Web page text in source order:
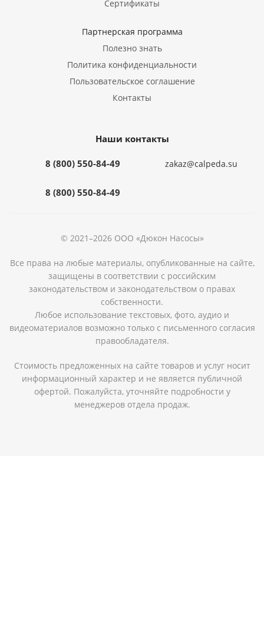
Сертификаты
Партнерская программа
Полезно знать
Политика конфиденциальности
Пользовательское соглашение
Контакты
Наши контакты
8 (800) 550-84-49
8 (800) 550-84-49
zakaz@calpeda.su
© 2021–2026 ООО «Дюкон Насосы»
Все права на любые материалы, опубликованные на сайте,
защищены в соответствии с российским
законодательством и законодательством о правах
собственности.
Любое использование текстовых, фото, аудио и
видеоматериалов возможно только с письменного согласия
правообладателя.
Стоимость предложенных на сайте товаров и услуг носит
информационный характер и не является публичной
офертой. Пожалуйста, уточняйте подробности у
менеджеров отдела продаж.